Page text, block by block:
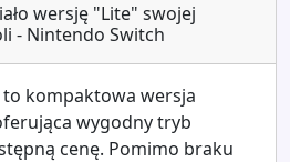
wersję "Lite" swojej
- Nintendo Switch
kompaktowa wersja
wygodny tryb
cenę. Pomimo braku